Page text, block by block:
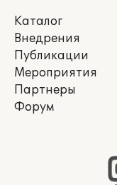
Каталог
Внедрения
Публикации
Мероприятия
Партнеры
Форум